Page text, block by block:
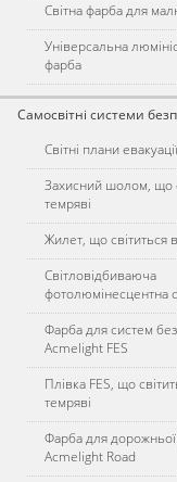
Світна фарба для
Універсальна
фарба
Самосвітні системи
Світні плани евакуації
Захисний шолом, що
темряві
Жилет, що світиться
Світловідбиваюча
фотолюмінесцентна
Фарба для систем
Acmelight FES
Плівка FES, що
темряві
Фарба для дорожньої
Acmelight Road